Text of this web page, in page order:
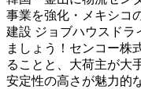
事業を強化・メキシコ
建設 ジョブハウスドラ
ましょう！センコー株
ることと、大荷主が大
安定性の高さが魅力的